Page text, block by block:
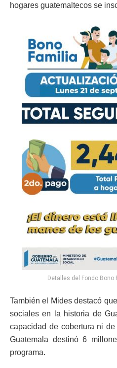
hogares guatemaltecos se
Detalles del Fondo Bono
También el Mides destacó
sociales en la historia de
capacidad de cobertura ni
Guatemala destinó 6
programa.